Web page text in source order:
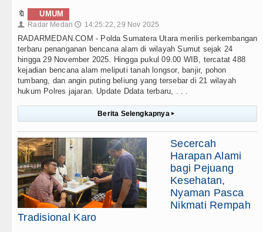
🔖 UMUM
👤 Radar Medan 🕔 14:25:22, 29 Nov 2025
RADARMEDAN.COM - Polda Sumatera Utara merilis perkembangan
terbaru penanganan bencana alam di wilayah Sumut sejak 24
hingga 29 November 2025. Hingga pukul 09.00 WIB, tercatat 488
kejadian bencana alam meliputi tanah longsor, banjir, pohon
tumbang, dan angin puting beliung yang tersebar di 21 wilayah
hukum Polres jajaran. Update Ddata terbaru, . . .
Berita Selengkapnya ▸
Secercah
Harapan Alami
bagi Pejuang
Kesehatan,
Nyaman Pasca
Nikmati Rempah
Tradisional Karo